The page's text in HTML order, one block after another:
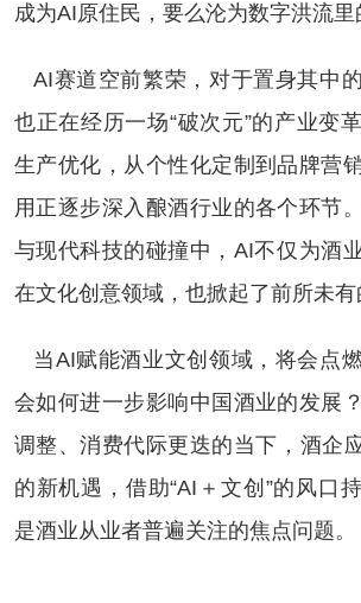
成为AI原住民，要么沦为数字洪流里
AI赛道空前繁荣，对于置身其中
也正在经历一场“破次元”的产业变
生产优化，从个性化定制到品牌营
用正逐步深入酿酒行业的各个环节
与现代科技的碰撞中，AI不仅为酒
在文化创意领域，也掀起了前所未有
当AI赋能酒业文创领域，将会点
会如何进一步影响中国酒业的发展
调整、消费代际更迭的当下，酒企
的新机遇，借助“AI＋文创”的风口
是酒业从业者普遍关注的焦点问题。